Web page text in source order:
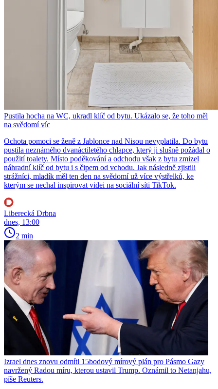
Pustila hocha na WC, ukradl klíč od bytu. Ukázalo se, že toho měl
na svědomí víc
Ochota pomoci se ženě z Jablonce nad Nisou nevyplatila. Do bytu
pustila neznámého dvanáctiletého chlapce, který ji slušně požádal o
použití toalety. Místo poděkování a odchodu však z bytu zmizel
náhradní klíč od bytu i s čipem od vchodu. Jak následně zjistili
strážníci, mladík měl ten den na svědomí už více výstřelků, ke
kterým se nechal inspirovat videi na sociální síti TikTok.
Liberecká Drbna
dnes, 13:00
2 min
Izrael dnes znovu odmítl 15bodový mírový plán pro Pásmo Gazy
navržený Radou míru, kterou ustavil Trump. Oznámil to Netanjahu,
píše Reuters.